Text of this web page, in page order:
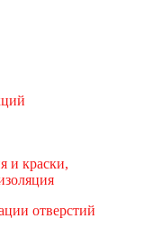
и краски,
отверстий